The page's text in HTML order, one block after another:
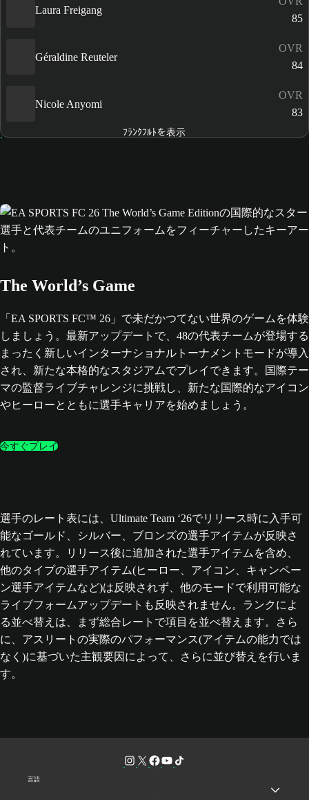
Laura Freigang
85
Géraldine Reuteler
OVR
84
Nicole Anyomi
OVR
83
ﾌﾗﾝｸﾌﾙﾄを表示
The World’s Game
「EA SPORTS FC™ 26」で未だかつてない世界のゲームを体験
しましょう。最新アップデートで、48の代表チームが登場する
まったく新しいインターナショナルトーナメントモードが導入
され、新たな本格的なスタジアムでプレイできます。国際テー
マの監督ライブチャレンジに挑戦し、新たな国際的なアイコン
やヒーローとともに選手キャリアを始めましょう。
今すぐプレイ
選手のレート表には、Ultimate Team ‘26でリリース時に入手可
能なゴールド、シルバー、ブロンズの選手アイテムが反映さ
れています。リリース後に追加された選手アイテムを含め、
他のタイプの選手アイテム(ヒーロー、アイコン、キャンペー
ン選手アイテムなど)は反映されず、他のモードで利用可能な
ライブフォームアップデートも反映されません。ランクによ
る並べ替えは、まず総合レートで項目を並べ替えます。さら
に、アスリートの実際のパフォーマンス(アイテムの能力では
なく)に基づいた主観要因によって、さらに並び替えを行いま
す。
言語